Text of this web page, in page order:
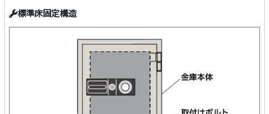
標準床固定構造